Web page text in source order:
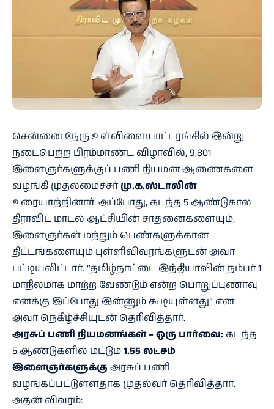
சென்னை நேரு உள்விளையாட்டரங்கில் இன்று
நடைபெற்ற பிரம்மாண்ட விழாவில், 9,801
இளைஞர்களுக்குப் பணி நியமன ஆணைகளை
வழங்கி முதலமைச்சர்மு.க.ஸ்டாலின்
உரையாற்றினார். அப்போது, கடந்த 5 ஆண்டுகால
திராவிட மாடல் ஆட்சியின் சாதனைகளையும்,
இளைஞர்கள் மற்றும் பெண்களுக்கான
திட்டங்களையும் புள்ளிவிவரங்களுடன் அவர்
பட்டியலிட்டார். “தமிழ்நாட்டை இந்தியாவின் நம்பர் 1
மாநிலமாக மாற்ற வேண்டும் என்ற பொறுப்புணர்வு
எனக்கு இப்போது இன்னும் கூடியுள்ளது” என
அவர் நெகிழ்ச்சியுடன் தெரிவித்தார்.
அரசுப் பணி நியமனங்கள் – ஒரு பார்வை: கடந்த
5 ஆண்டுகளில் மட்டும்1.55 லட்சம்
இளைஞர்களுக்கு அரசுப் பணி
வழங்கப்பட்டுள்ளதாக முதல்வர் தெரிவித்தார்.
அதன் விவரம்: